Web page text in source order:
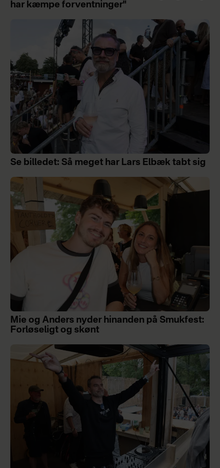
har kæmpe forventninger"
Se billedet: Så meget har Lars Elbæk tabt sig
Mie og Anders nyder hinanden på Smukfest:
Forløseligt og skønt